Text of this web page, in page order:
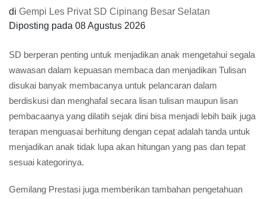
di Gempi Les Privat SD Cipinang Besar Selatan
Diposting pada 08 Agustus 2026
SD berperan penting untuk menjadikan anak mengetahui segala
wawasan dalam kepuasan membaca dan menjadikan Tulisan
disukai banyak membacanya untuk pelancaran dalam
berdiskusi dan menghafal secara lisan tulisan maupun lisan
pembacaanya yang dilatih sejak dini bisa menjadi lebih baik juga
terapan menguasai berhitung dengan cepat adalah tanda untuk
menjadikan anak tidak lupa akan hitungan yang pas dan tepat
sesuai kategorinya.
Gemilang Prestasi juga memberikan tambahan pengetahuan